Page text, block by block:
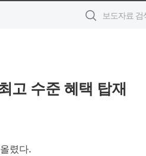
고 수준 혜택 탑재
렸다.